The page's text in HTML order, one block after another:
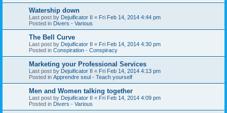
Watership down
Last post by Dejuificator II « Fri Feb 14, 2014 4:44 pm
Posted in Divers - Various
The Bell Curve
Last post by Dejuificator II « Fri Feb 14, 2014 4:30 pm
Posted in Conspiration - Conspiracy
Marketing your Professional Services
Last post by Dejuificator II « Fri Feb 14, 2014 4:13 pm
Posted in Apprendre seul - Teach yourself
Men and Women talking together
Last post by Dejuificator II « Fri Feb 14, 2014 4:09 pm
Posted in Divers - Various